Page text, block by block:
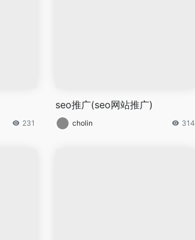
231
seo推广(seo网站推广)
cholin 314